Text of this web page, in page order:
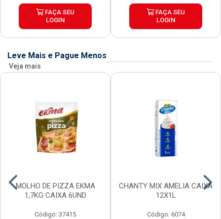
FAÇA SEU
LOGIN
FAÇA SEU
LOGIN
Leve Mais e Pague Menos
Veja mais
MOLHO DE PIZZA EKMA
1,7KG CAIXA 6UND
Código: 37415
CHANTY MIX AMELIA CAIXA
12X1L
Código: 6074